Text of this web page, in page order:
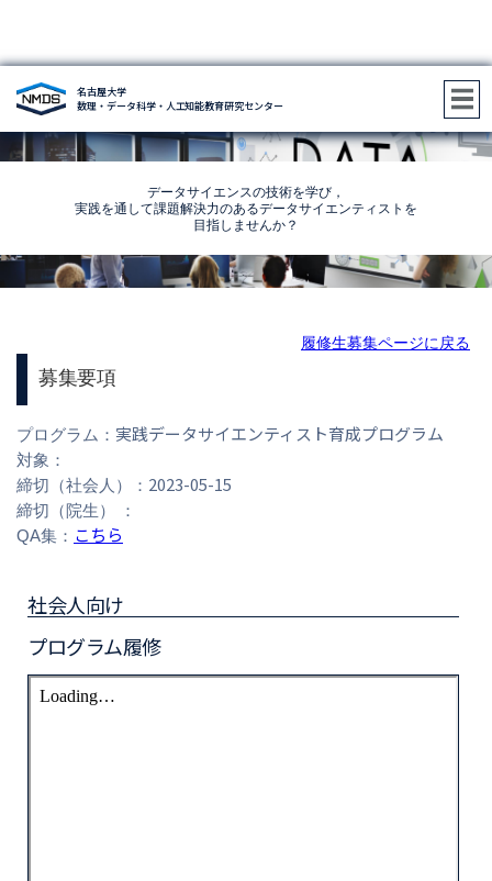
名古屋大学
数理・データ科学・人工知能教育研究センター
2023年度プログラム履修生募集（2次）
データサイエンスの技術を学び，
実践を通して課題解決力のあるデータサイエンティストを
目指しませんか？
履修生募集ページに戻る
募集要項
プログラム： 実践データサイエンティスト育成プログラム
対象：
締切（社会人）： 2023-05-15
締切（院生） ：
QA集： こちら
社会人向け
プログラム履修